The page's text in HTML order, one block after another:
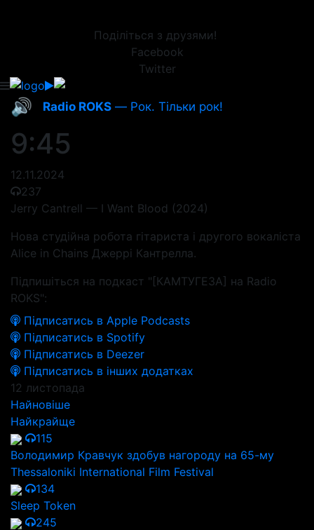
Поділіться з друзями!
Facebook
Twitter
🔊 Radio ROKS — Рок. Тільки рок!
9:45
12.11.2024
237
Jerry Cantrell — I Want Blood (2024)
Нова студійна робота гітариста і другого вокаліста
Alice in Chains Джеррі Кантрелла.
Підпишіться на подкаст "[КАМТУГЕЗА] на Radio
ROKS":
Підписатись в Apple Podcasts
Підписатись в Spotify
Підписатись в Deezer
Підписатись в інших додатках
12 листопада
Найновіше
Найкрайще
115
Володимир Кравчук здобув нагороду на 65-му
Thessaloniki International Film Festival
134
Sleep Token
245